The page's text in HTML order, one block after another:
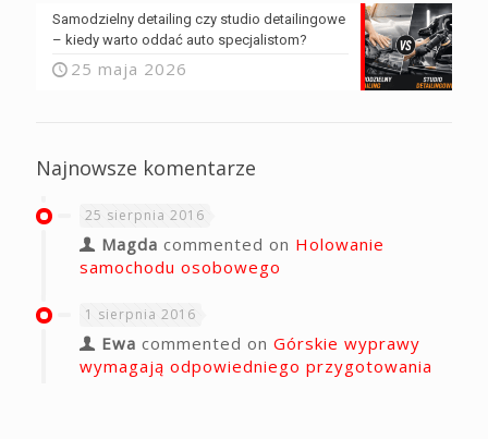
Samodzielny detailing czy studio detailingowe
– kiedy warto oddać auto specjalistom?
25 maja 2026
Najnowsze komentarze
25 sierpnia 2016
Magda commented on Holowanie
samochodu osobowego
1 sierpnia 2016
Ewa commented on Górskie wyprawy
wymagają odpowiedniego przygotowania